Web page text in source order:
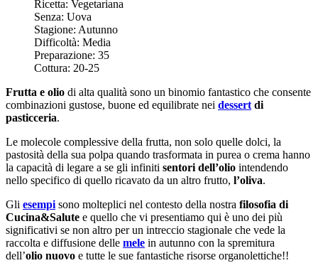
Ricetta: Vegetariana
Senza: Uova
Stagione: Autunno
Difficoltà: Media
Preparazione: 35
Cottura: 20-25
Frutta e olio di alta qualità sono un binomio fantastico che consente
combinazioni gustose, buone ed equilibrate nei dessertdi
pasticceria.
Le molecole complessive della frutta, non solo quelle dolci, la
pastosità della sua polpa quando trasformata in purea o crema hanno
la capacità di legare a se gli infiniti sentori dell’olio intendendo
nello specifico di quello ricavato da un altro frutto, l’oliva.
Gli esempisono molteplici nel contesto della nostra filosofia di
Cucina&Salute e quello che vi presentiamo qui è uno dei più
significativi se non altro per un intreccio stagionale che vede la
raccolta e diffusione delle mele in autunno con la spremitura
dell’olio nuovo e tutte le sue fantastiche risorse organolettiche!!